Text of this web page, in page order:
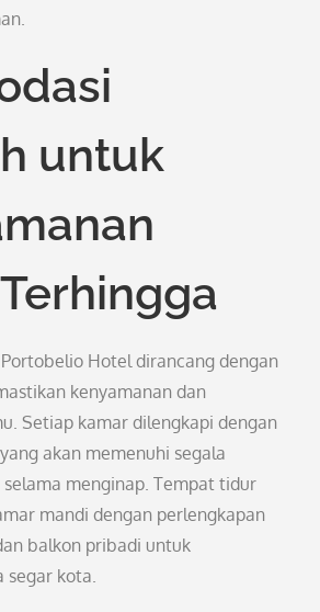
untuk
Hotel dirancang dengan
kenyamanan dan
Setiap kamar dilengkapi dengan
akan memenuhi segala
menginap. Tempat tidur
mandi dengan perlengkapan
balkon pribadi untuk
segar kota.